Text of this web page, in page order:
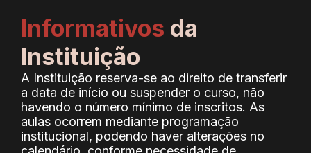
Informativos da
Instituição
A Instituição reserva-se ao direito de transferir
a data de início ou suspender o curso, não
havendo o número mínimo de inscritos. As
aulas ocorrem mediante programação
institucional, podendo haver alterações no